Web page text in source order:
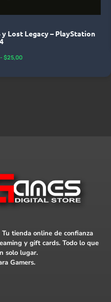
y Lost Legacy – PlayStation
4
- $25,00
Tu tienda online de confianza
y gift cards. Todo lo que
solo lugar.
Gamers.